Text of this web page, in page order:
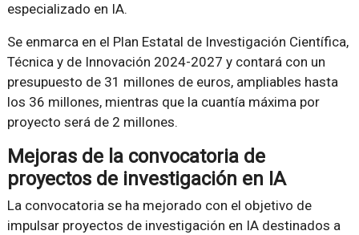
especializado en IA.
Se enmarca en el Plan Estatal de Investigación Científica,
Técnica y de Innovación 2024-2027 y contará con un
presupuesto de 31 millones de euros, ampliables hasta
los 36 millones, mientras que la cuantía máxima por
proyecto será de 2 millones.
Mejoras de la convocatoria de
proyectos de investigación en IA
La convocatoria se ha mejorado con el objetivo de
impulsar proyectos de investigación en IA destinados a